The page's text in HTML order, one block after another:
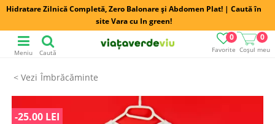
Hidratare Zilnică Completă, Zero Balonare și Abdomen Plat! | Caută în
site Vara cu In green!
Favorite
0
Coșul meu
0
Meniu Caută
Îmbrăcăminte
-25.00 LEI